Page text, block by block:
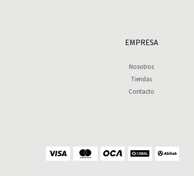
EMPRESA
Nosotros
Tiendas
Contacto